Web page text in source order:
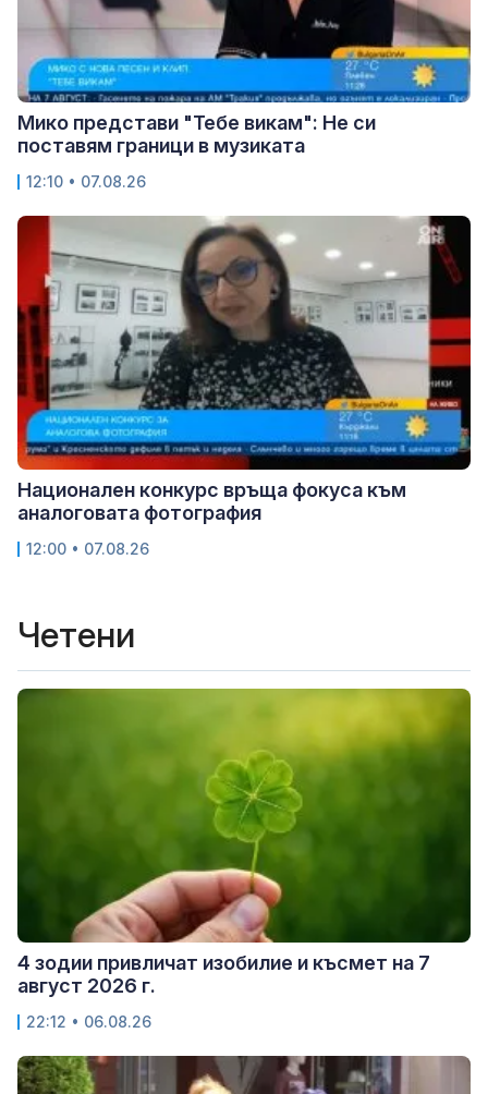
Мико представи "Тебе викам": Не си
поставям граници в музиката
12:10 • 07.08.26
Национален конкурс връща фокуса към
аналоговата фотография
12:00 • 07.08.26
Четени
4 зодии привличат изобилие и късмет на 7
август 2026 г.
22:12 • 06.08.26